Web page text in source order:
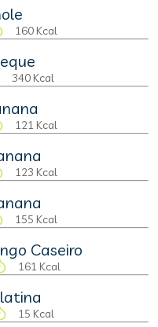
160 Kcal
340 Kcal
121 Kcal
123 Kcal
155 Kcal
Caseiro
161 Kcal
15 Kcal